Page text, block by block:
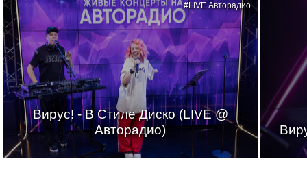
Вирус! - В Стиле Диско (LIVE @
Авторадио)
#LIVE Авторадио